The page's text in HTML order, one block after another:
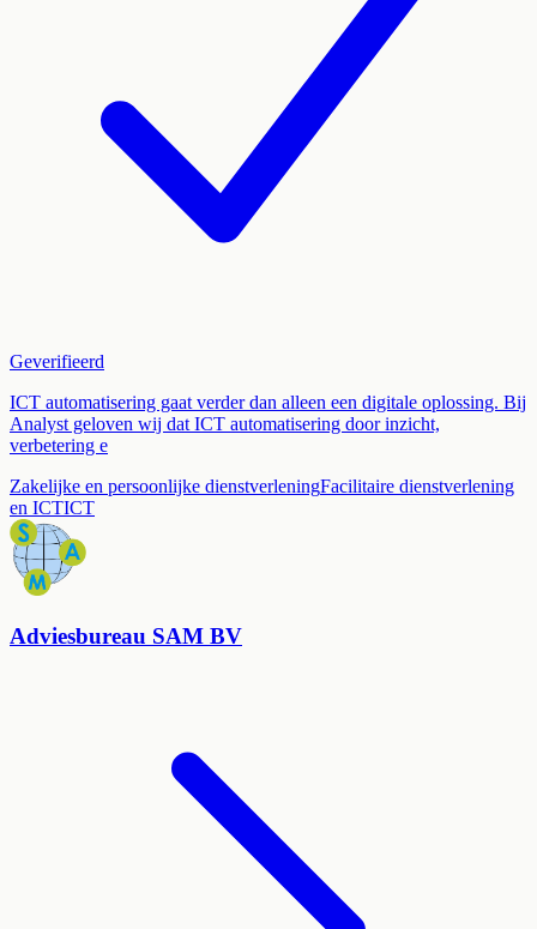
Geverifieerd
ICT automatisering gaat verder dan alleen een digitale oplossing. Bij
Analyst geloven wij dat ICT automatisering door inzicht,
verbetering e
Zakelijke en persoonlijke dienstverleningFacilitaire dienstverlening
en ICTICT
Adviesbureau SAM BV